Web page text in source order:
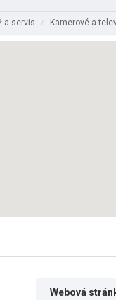
a servis / Kamerové a
Webová